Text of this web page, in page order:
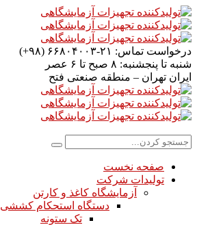
درخواست تماس: ۲۱-۶۶۸۰۴۰۰۳ (۹۸+)
شنبه تا پنجشنبه: ۸ صبح تا ۶ عصر
ایران تهران – منطقه صنعتی فتح
صفحه نخست
تولیدات شرکت
آزمایشگاه کاغذ و کارتن
دستگاه استحکام کششی
تک ستونه